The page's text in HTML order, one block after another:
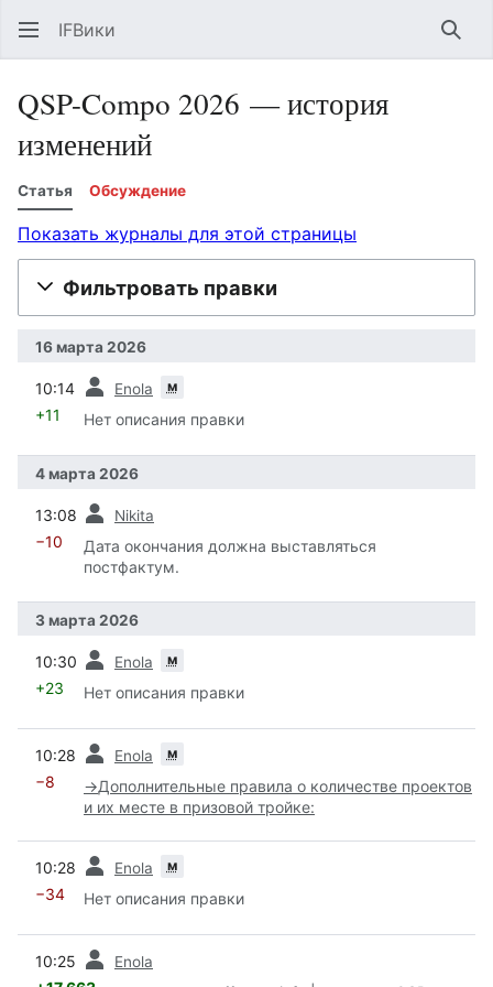
IFВики
QSP-Compo 2026 — история
изменений
Статья Обсуждение
Показать журналы для этой страницы
Фильтровать правки
16 марта 2026
10:14 Enola м
+11 Нет описания правки
4 марта 2026
13:08 Nikita
−10
Дата окончания должна выставляться
постфактум.
3 марта 2026
10:30 Enola м
+23 Нет описания правки
10:28 Enola м
−8 →Дополнительные правила о количестве проектов
и их месте в призовой тройке:
10:28 Enola м
−34 Нет описания правки
10:25 Enola